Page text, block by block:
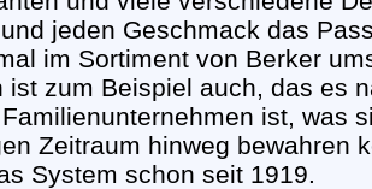
jeden Geschmack das
im Sortiment von Berker
ist zum Beispiel auch, das es
ist, was
Zeitraum hinweg bewahren
System schon seit 1919.